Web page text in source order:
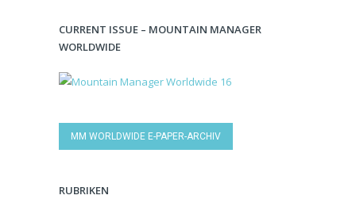
CURRENT ISSUE – MOUNTAIN MANAGER
WORLDWIDE
MM WORLDWIDE E-PAPER-ARCHIV
RUBRIKEN